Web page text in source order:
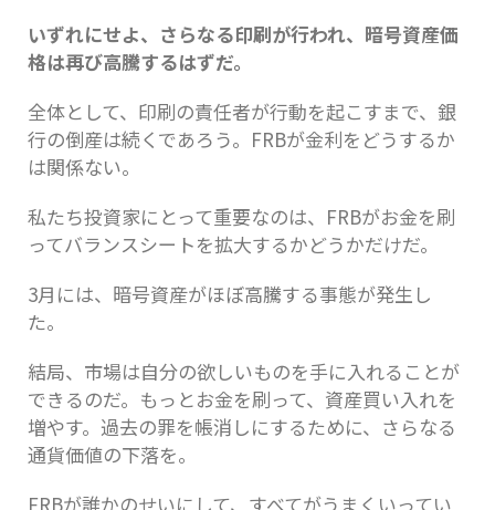
いずれにせよ、さらなる印刷が行われ、暗号資産価
格は再び高騰するはずだ。
全体として、印刷の責任者が行動を起こすまで、銀
行の倒産は続くであろう。FRBが金利をどうするか
は関係ない。
私たち投資家にとって重要なのは、FRBがお金を刷
ってバランスシートを拡大するかどうかだけだ。
3月には、暗号資産がほぼ高騰する事態が発生し
た。
結局、市場は自分の欲しいものを手に入れることが
できるのだ。もっとお金を刷って、資産買い入れを
増やす。過去の罪を帳消しにするために、さらなる
通貨価値の下落を。
FRBが誰かのせいにして、すべてがうまくいってい